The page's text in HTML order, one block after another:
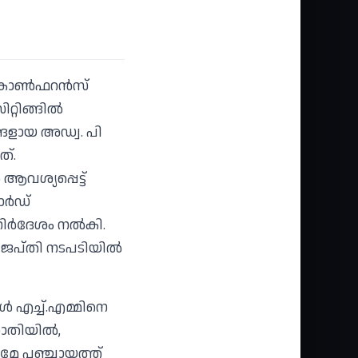
കോണ്‍ഫറന്‍സ്
അഡ്വ. പി
നല്‍കി.
നടപടിയില്‍
എച്ച്.എമ്മിനെ
പഞ്ചായത്ത്